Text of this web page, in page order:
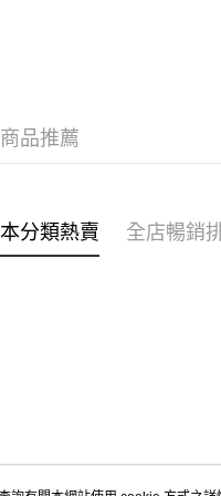
商品推薦
本分類熱賣 全店暢銷